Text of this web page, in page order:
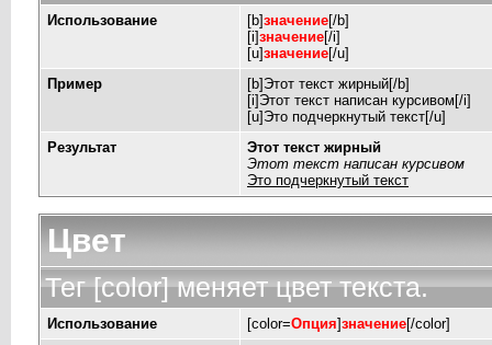
Использование [b]значение[/b]
[i]значение[/i]
[u]значение[/u]
Пример
[b]Этот текст жирный[/b]
[i]Этот текст написан курсивом[/i]
[u]Это подчеркнутый текст[/u]
Результат
Этот текст жирный
Этот текст написан курсивом
Это подчеркнутый текст
Цвет
Тег [color] меняет цвет текста.
Использование [color=Опция]значение[/color]